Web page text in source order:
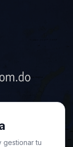
gestionar tu